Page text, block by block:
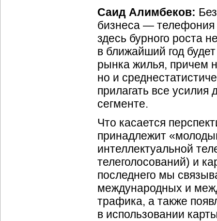
Саид Алимбеков:
бизнеса —
здесь бурного роста
в ближайший год
рынка жилья, причем
но и
прилагать все
сегменте.
Что касается
принадлежит
интеллектуальной
телеголосований) и
последнего мы
международных и
трафика, а также
в использовании